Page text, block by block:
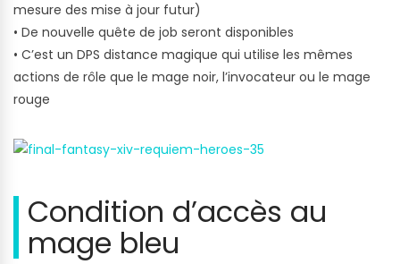
mesure des mise à jour futur)
• De nouvelle quête de job seront disponibles
• C’est un DPS distance magique qui utilise les mêmes
actions de rôle que le mage noir, l’invocateur ou le mage
rouge
Condition d’accès au
mage bleu